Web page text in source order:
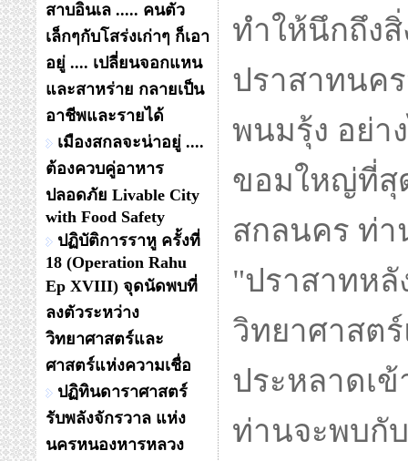
สาบอินเล ..... คนตัว
เล็กๆกับโสร่งเก่าๆ ก็เอา
อยู่ .... เปลี่ยนจอกแหน
และสาหร่าย กลายเป็น
อาชีพและรายได้
เมืองสกลจะน่าอยู่ ....
ต้องควบคู่อาหาร
ปลอดภัย Livable City
with Food Safety
ปฏิบัติการราหู ครั้งที่
18 (Operation Rahu
Ep XVIII) จุดนัดพบที่
ลงตัวระหว่าง
วิทยาศาสตร์และ
ศาสตร์แห่งความเชื่อ
ปฏิทินดาราศาสตร์
รับพลังจักรวาล แห่ง
นครหนองหารหลวง
ทำให้นึกถึง
ปราสาทนค
พนมรุ้ง อย่า
ขอมใหญ่ที่สุ
สกลนคร ท่า
"ปราสาทหลั
วิทยาศาสต
ประหลาดเ
ท่านจะพบกั